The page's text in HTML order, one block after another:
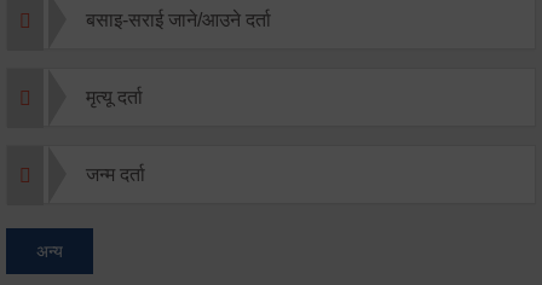
बसाइ-सराई जाने/आउने दर्ता
मृत्यू दर्ता
जन्म दर्ता
अन्य